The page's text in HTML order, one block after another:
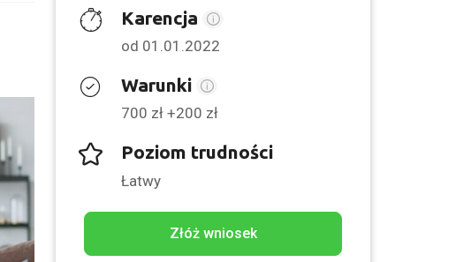
Karencja
od 01.01.2022
Warunki
700 zł +200 zł
Poziom trudności
Łatwy
Złóż wniosek